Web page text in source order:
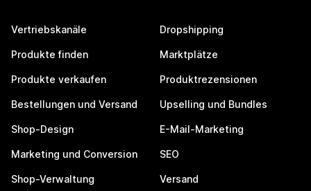
Vertriebskanäle
Produkte finden
Produkte verkaufen
Bestellungen und Versand
Shop-Design
Marketing und Conversion
Shop-Verwaltung
Dropshipping
Marktplätze
Produktrezensionen
Upselling und Bundles
E-Mail-Marketing
SEO
Versand